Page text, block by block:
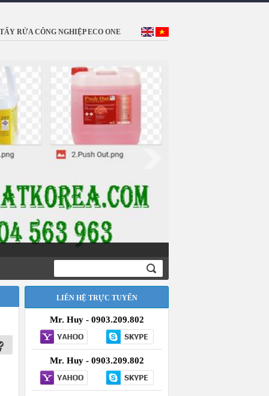
RỬA CÔNG NGHIỆP ECO ONE
LIÊN HỆ TRỰC TUYẾN
Mr. Huy - 0903.209.802
Mr. Huy - 0903.209.802